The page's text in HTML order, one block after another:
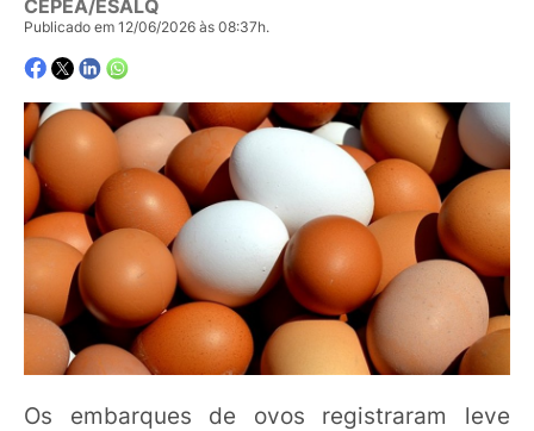
CEPEA/ESALQ
Publicado em 12/06/2026 às 08:37h.
Os embarques de ovos registraram leve